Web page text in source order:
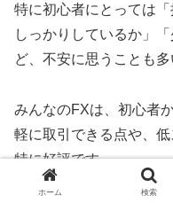
特に初心者にとっては
しっかりしているか」
ど、不安に思うことも多
みんなのFXは、初心者
軽に取引できる点や、
特に好評です。
ホーム 検索